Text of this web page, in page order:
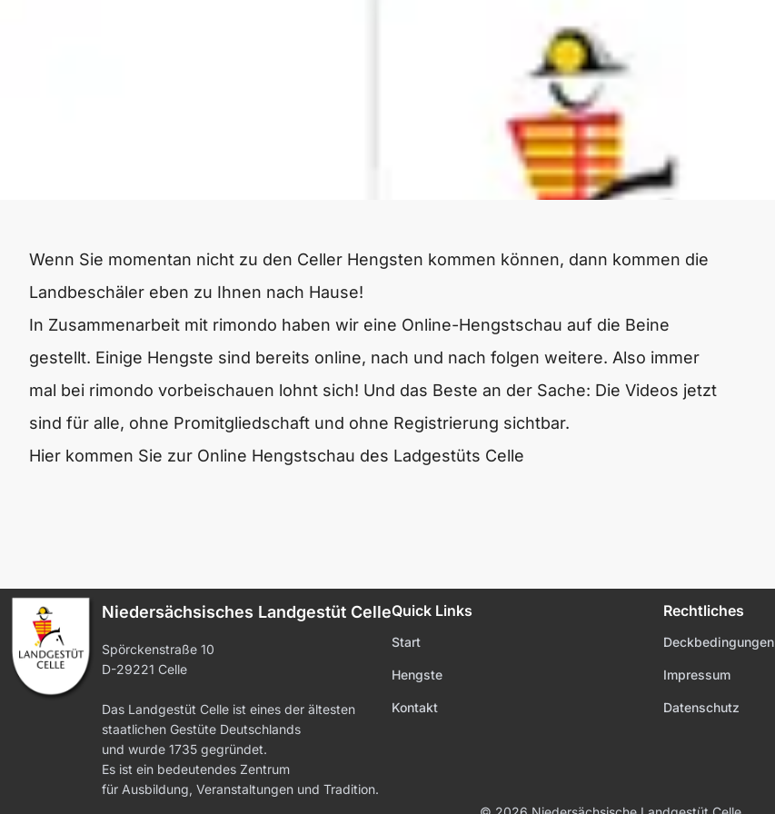
Wenn Sie momentan nicht zu den Celler Hengsten kommen können, dann kommen die
Landbeschäler eben zu Ihnen nach Hause!
In Zusammenarbeit mit rimondo haben wir eine Online-Hengstschau auf die Beine
gestellt. Einige Hengste sind bereits online, nach und nach folgen weitere. Also immer
mal bei rimondo vorbeischauen lohnt sich! Und das Beste an der Sache: Die Videos jetzt
sind für alle, ohne Promitgliedschaft und ohne Registrierung sichtbar.
Hier kommen Sie zur Online Hengstschau des Ladgestüts Celle
Niedersächsisches Landgestüt Celle
Spörckenstraße 10
D-29221 Celle
Das Landgestüt Celle ist eines der ältesten
staatlichen Gestüte Deutschlands
und wurde 1735 gegründet.
Es ist ein bedeutendes Zentrum
für Ausbildung, Veranstaltungen und Tradition.
Quick Links
Start
Hengste
Kontakt
Rechtliches
Deckbedingungen
Impressum
Datenschutz